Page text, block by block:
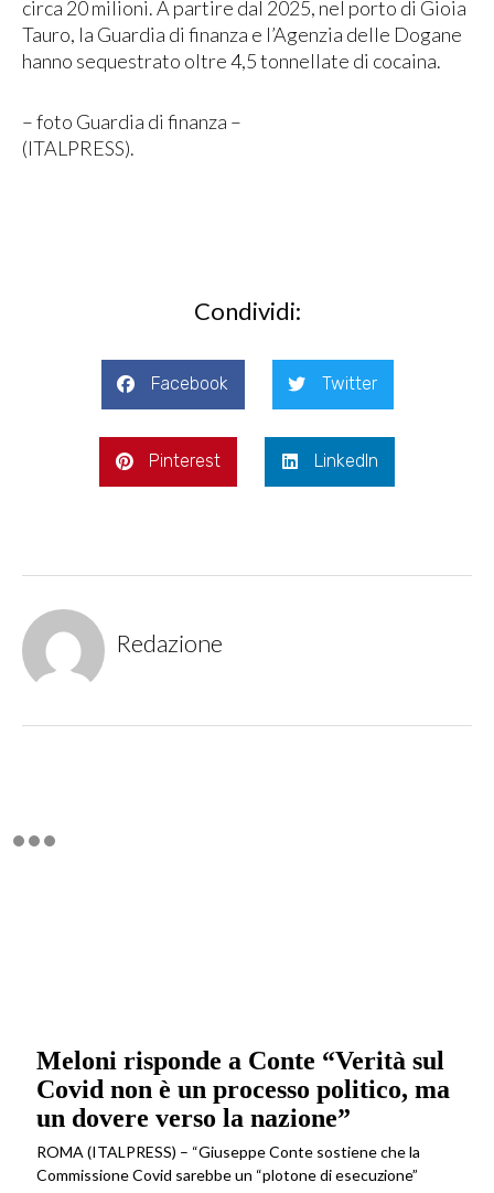
circa 20 milioni. A partire dal 2025, nel porto di Gioia
Tauro, la Guardia di finanza e l’Agenzia delle Dogane
hanno sequestrato oltre 4,5 tonnellate di cocaina.
– foto Guardia di finanza –
(ITALPRESS).
Condividi:
Facebook Twitter
Pinterest LinkedIn
Redazione
Meloni risponde a Conte “Verità sul
Covid non è un processo politico, ma
un dovere verso la nazione”
ROMA (ITALPRESS) – “Giuseppe Conte sostiene che la
Commissione Covid sarebbe un “plotone di esecuzione”